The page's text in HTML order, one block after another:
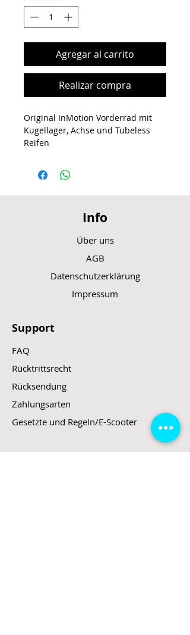
Agregar al carrito
Realizar compra
Original InMotion Vorderrad mit
Kugellager, Achse und Tubeless
Reifen
Info
Über uns
AGB
Datenschutzerklärung
Impressum
Support
FAQ
Rücktrittsrecht
Rücksendung
Zahlungsarten
Gesetzte und Regeln/E-Scooter